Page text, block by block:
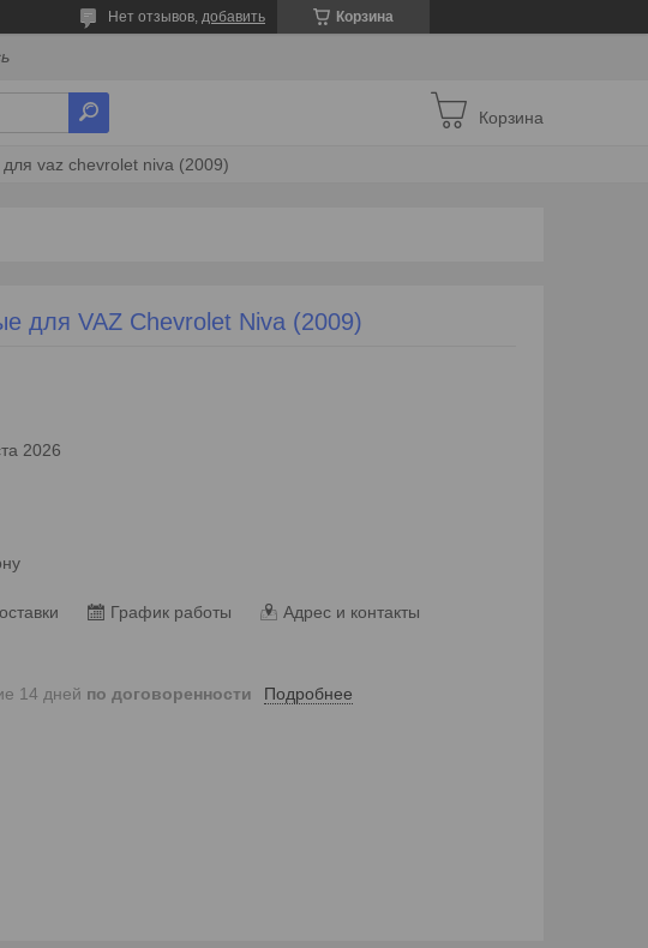
Корзина
Нет отзывов, добавить
Корзина
vaz сhеvrоlеt niva (2009)
для VAZ Сhеvrоlеt Niva (2009)
2026
График работы Адрес и контакты
14 дней по договоренности Подробнее